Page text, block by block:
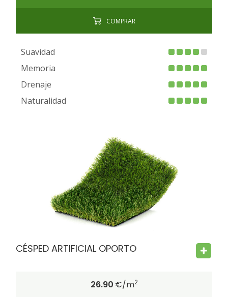
COMPRAR
Suavidad
Memoria
Drenaje
Naturalidad
FIRE PROOF CHILD SAFE BACTERIA FREE
CÉSPED ARTIFICIAL OPORTO
26.90 €/m2